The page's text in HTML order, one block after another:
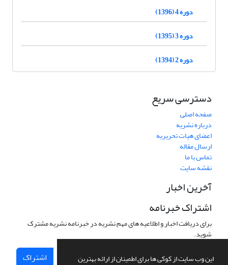
این وب سایت از کوکی ها برای اطمینان از ارائه بهترین
دوره 4 (1396)
دوره 3 (1395)
دوره 2 (1394)
دسترسی سریع
صفحه اصلی
درباره نشریه
اعضای هیات تحریریه
ارسال مقاله
تماس با ما
نقشه سایت
آخرین اخبار
اشتراک خبرنامه
برای دریافت اخبار و اطلاعیه های مهم نشریه در خبرنامه نشریه مشترک
شوید.
اشتراک